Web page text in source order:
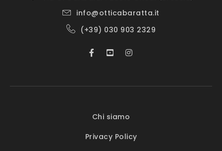
info@otticabaratta.it
(+39) 030 903 2329
Chi siamo
Privacy Policy